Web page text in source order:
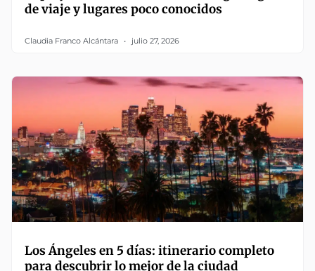
de viaje y lugares poco conocidos
Claudia Franco Alcántara julio 27, 2026
Los Ángeles en 5 días: itinerario completo
para descubrir lo mejor de la ciudad